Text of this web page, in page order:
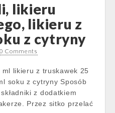
likieru
likieru z
z cytryny
0 Comments
likieru z truskawek 25
soku z cytryny Sposób
z dodatkiem
Przez sitko przelać